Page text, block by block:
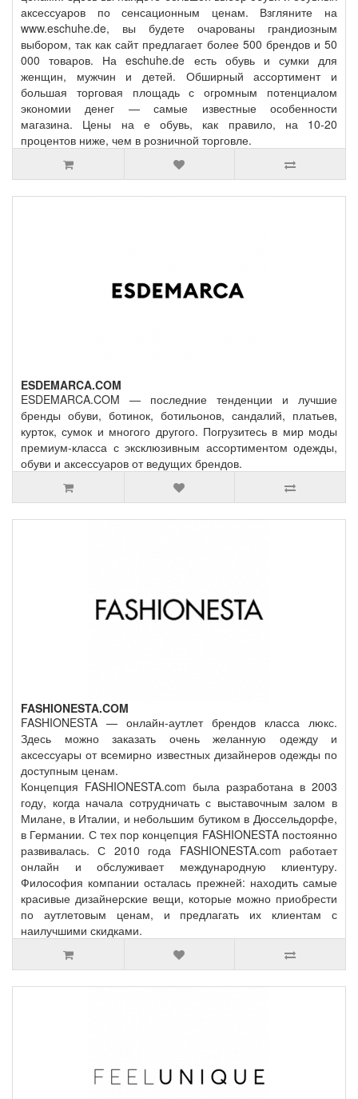
аксессуаров по сенсационным ценам. Взгляните на
www.eschuhe.de, вы будете очарованы грандиозным
выбором, так как сайт предлагает более 500 брендов и 50
000 товаров. На eschuhe.de есть обувь и сумки для
женщин, мужчин и детей. Обширный ассортимент и
большая торговая площадь с огромным потенциалом
экономии денег — самые известные особенности
магазина. Цены на е обувь, как правило, на 10-20
процентов ниже, чем в розничной торговле.
ESDEMARCA.COM
ESDEMARCA.COM — последние тенденции и лучшие
бренды обуви, ботинок, ботильонов, сандалий, платьев,
курток, сумок и многого другого. Погрузитесь в мир моды
премиум-класса с эксклюзивным ассортиментом одежды,
обуви и аксессуаров от ведущих брендов.
FASHIONESTA.COM
FASHIONESTA — онлайн-аутлет брендов класса люкс.
Здесь можно заказать очень желанную одежду и
аксессуары от всемирно известных дизайнеров одежды по
доступным ценам.
Концепция FASHIONESTA.com была разработана в 2003
году, когда начала сотрудничать с выставочным залом в
Милане, в Италии, и небольшим бутиком в Дюссельдорфе,
в Германии. С тех пор концепция FASHIONESTA постоянно
развивалась. С 2010 года FASHIONESTA.com работает
онлайн и обслуживает международную клиентуру.
Философия компании осталась прежней: находить самые
красивые дизайнерские вещи, которые можно приобрести
по аутлетовым ценам, и предлагать их клиентам с
наилучшими скидками.